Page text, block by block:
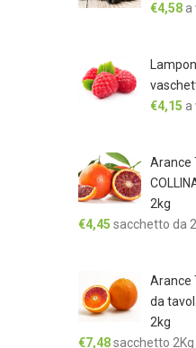
€4,58 a
€4,15 a
Arance
2kg
€4,45 sacchetto da
Arance
da
2kg
€7,48sacchetto 2Kg